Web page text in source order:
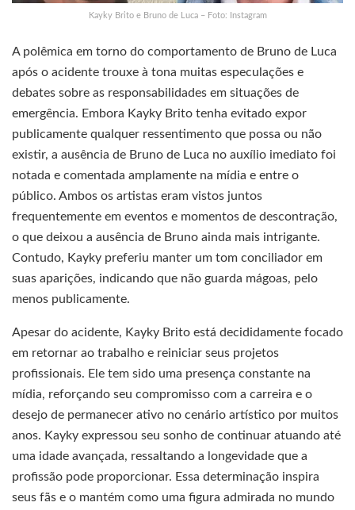
Kayky Brito e Bruno de Luca – Foto: Instagram
A polêmica em torno do comportamento de Bruno de Luca
após o acidente trouxe à tona muitas especulações e
debates sobre as responsabilidades em situações de
emergência. Embora Kayky Brito tenha evitado expor
publicamente qualquer ressentimento que possa ou não
existir, a ausência de Bruno de Luca no auxílio imediato foi
notada e comentada amplamente na mídia e entre o
público. Ambos os artistas eram vistos juntos
frequentemente em eventos e momentos de descontração,
o que deixou a ausência de Bruno ainda mais intrigante.
Contudo, Kayky preferiu manter um tom conciliador em
suas aparições, indicando que não guarda mágoas, pelo
menos publicamente.
Apesar do acidente, Kayky Brito está decididamente focado
em retornar ao trabalho e reiniciar seus projetos
profissionais. Ele tem sido uma presença constante na
mídia, reforçando seu compromisso com a carreira e o
desejo de permanecer ativo no cenário artístico por muitos
anos. Kayky expressou seu sonho de continuar atuando até
uma idade avançada, ressaltando a longevidade que a
profissão pode proporcionar. Essa determinação inspira
seus fãs e o mantém como uma figura admirada no mundo